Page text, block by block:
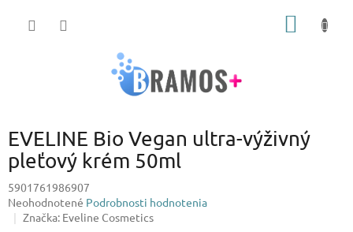
EVELINE Bio Vegan ultra-výživný
pleťový krém 50ml
5901761986907
Priemerné
hodnotenie
Neohodnotené Podrobnosti hodnotenia
Značka: Eveline Cosmetics